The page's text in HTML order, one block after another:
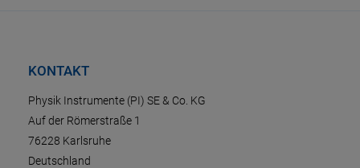
KONTAKT
Physik Instrumente (PI) SE & Co. KG
Auf der Römerstraße 1
76228 Karlsruhe
Deutschland